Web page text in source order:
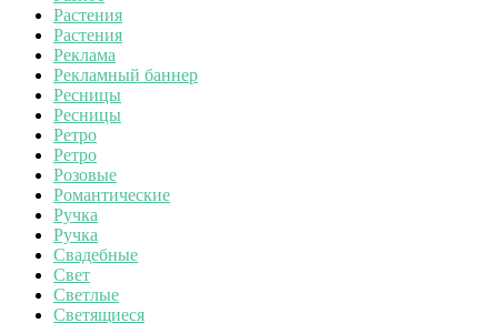
Растения
Растения
Реклама
Рекламный баннер
Ресницы
Ресницы
Ретро
Ретро
Розовые
Романтические
Ручка
Ручка
Свадебные
Свет
Светлые
Светящиеся